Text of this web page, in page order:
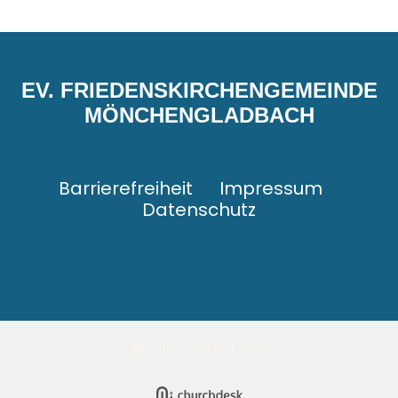
EV. FRIEDENSKIRCHENGEMEINDE
MÖNCHENGLADBACH
Barrierefreiheit
Impressum
Datenschutz